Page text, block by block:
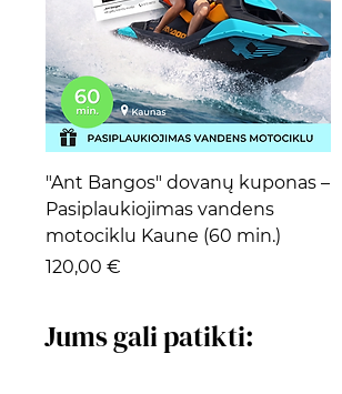
"Ant Bangos" dovanų kuponas –
Pasiplaukiojimas vandens
motociklu Kaune (60 min.)
Kaina
120,00 €
Jums gali patikti: